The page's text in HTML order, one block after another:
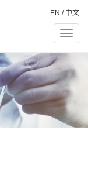
Toggle
EN / 中文